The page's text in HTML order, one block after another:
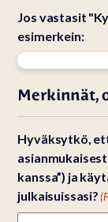
Jos vastasit
esimerkein:
Merkinnät,
Hyväksytkö,
kanssa”) ja
julkaisuissasi?